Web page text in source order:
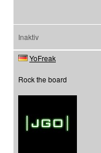
Inaktiv
YoFreak
Rock the board